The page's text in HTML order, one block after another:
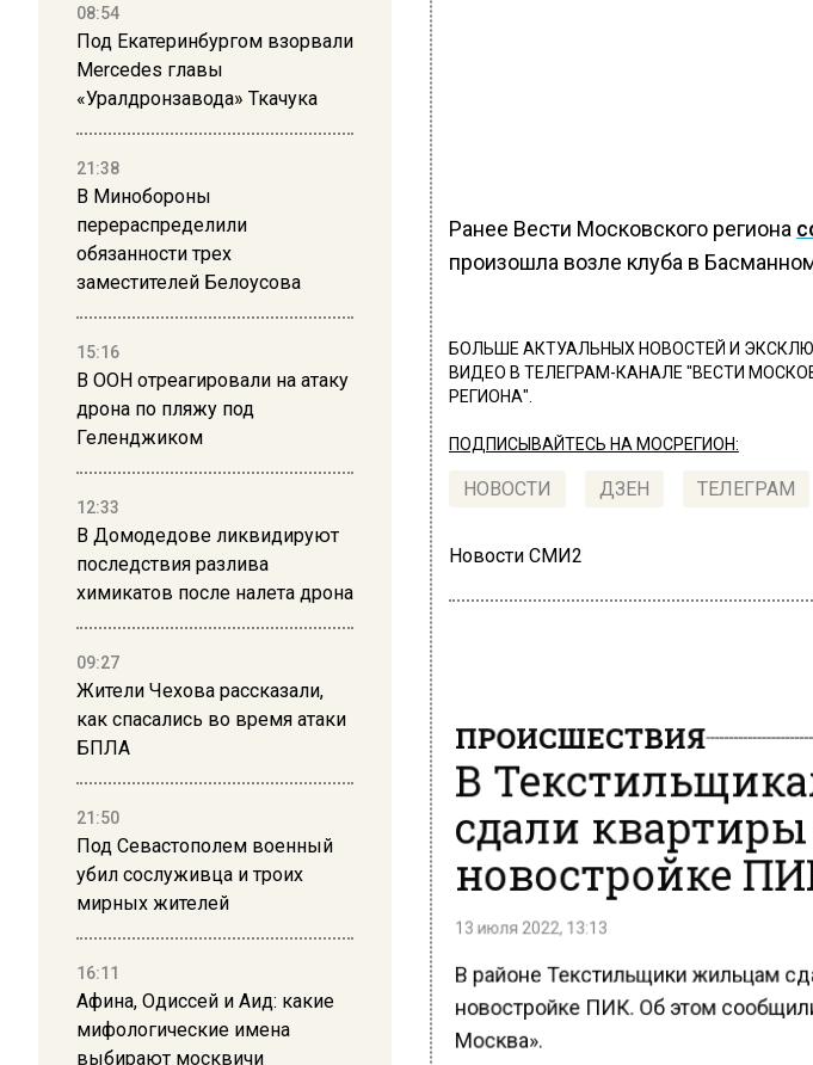
08:54
Под Екатеринбургом взорвали
Mercedes главы
«Уралдронзавода» Ткачука
21:38
В Минобороны
перераспределили
обязанности трех
заместителей Белоусова
15:16
В ООН отреагировали на атаку
дрона по пляжу под
Геленджиком
12:33
В Домодедове ликвидируют
последствия разлива
химикатов после налета дрона
09:27
Жители Чехова рассказали,
как спасались во время атаки
БПЛА
21:50
Под Севастополем военный
убил сослуживца и троих
мирных жителей
16:11
Афина, Одиссей и Аид: какие
мифологические имена
выбирают москвичи
Ранее Вести Московского региона
произошла возле клуба в
БОЛЬШЕ АКТУАЛЬНЫХ НОВОСТЕЙ И
ВИДЕО В ТЕЛЕГРАМ-КАНАЛЕ "ВЕСТИ
РЕГИОНА".
ПОДПИСЫВАЙТЕСЬ НА МОСРЕГИОН:
НОВОСТИ ДЗЕН ТЕЛЕГРАМ
Новости СМИ2
ПРОИСШЕСТВИЯ
В
сдали
новостройке
13 июля 2022, 13:13
В районе Текстильщики жильцам
новостройке ПИК. Об этом
Москва».